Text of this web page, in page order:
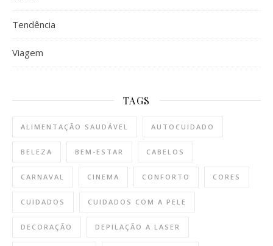
Tendência
Viagem
TAGS
ALIMENTAÇÃO SAUDÁVEL AUTOCUIDADO
BELEZA BEM-ESTAR CABELOS
CARNAVAL CINEMA CONFORTO CORES
CUIDADOS CUIDADOS COM A PELE
DECORAÇÃO DEPILAÇÃO A LASER